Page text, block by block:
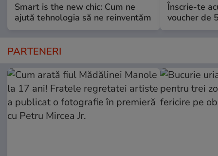
Smart is the new chic: Cum ne
ajută tehnologia să ne reinventăm
Înscrie-te
voucher de
PARTENERI